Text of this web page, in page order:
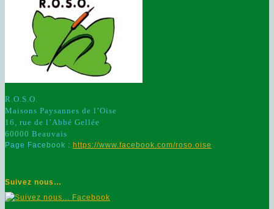
R.O.S.O.
Maisons Paysannes de l’Oise
16, rue de l’Abbé Gellée
60000 Beauvais
Page Facebook : https://www.facebook.com/roso.oise
Suivez nous…